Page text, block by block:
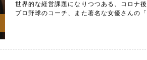
世界的な経営課題になりつつある、コロナ
プロ野球のコーチ、また著名な女優さんの